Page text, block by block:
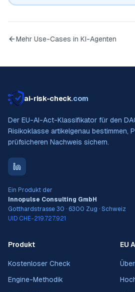
Mehr Use-Cases in KI-Agenten
ai-risk-check.com
Der EU-AI-Act-Klassifikator für den
Risikoklasse artikelgenau bestimmen,
prüfsicheren Nachweis sichern.
Ein Produkt der
Innopulse Consulting GmbH
Gotthardstrasse 30 · 6300 Zug · Schweiz
UID CHE-219.727.921
Produkt
Kostenloser Check
Engine-Methodik
EU